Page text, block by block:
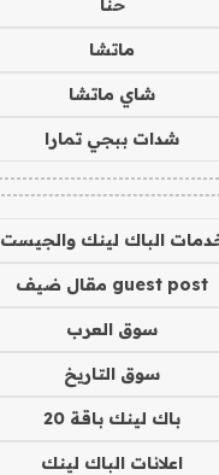
ماتشا
شاي ماتشا
شدات ببجي تمارا
الباك لينك والجيست
guest post مقال ضيف
سوق العرب
سوق التاريخ
باك لينك باقة 20
اعلانات الباك لينك